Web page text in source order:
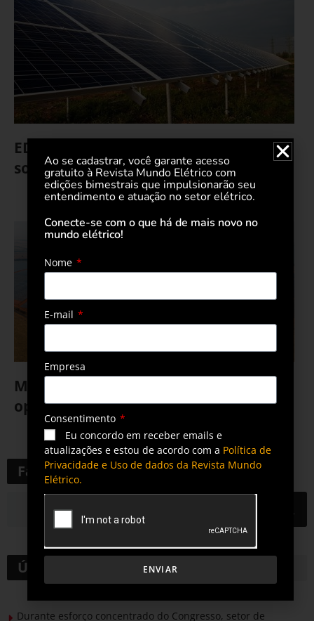
EDP desenvolverá sua primeira usina
solar de larga escala
29 de outubro de 2021
Maior usina solar de São Paulo inicia
operação
21 de outubro de 2021
Faça uma pesquisa
Últimas notícias
Durante esforço concentrado do Congresso, setor de
Ao se cadastrar, você garante acesso
gratuito à Revista Mundo Elétrico com
edições bimestrais que impulsionarão seu
entendimento e atuação no setor elétrico.
Conecte-se com o que há de mais novo no
mundo elétrico!
Nome
E-mail
Empresa
Consentimento
Eu concordo em receber emails e
atualizações e estou de acordo com a Política de
Privacidade e Uso de dados da Revista Mundo
Elétrico.
ENVIAR